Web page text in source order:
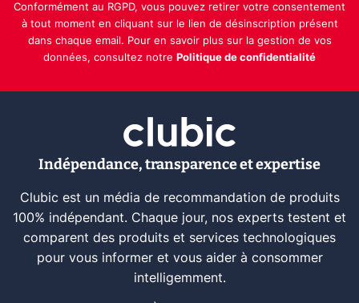
Conformément au RGPD, vous pouvez retirer votre consentement
à tout moment en cliquant sur le lien de désinscription présent
dans chaque email. Pour en savoir plus sur la gestion de vos
données, consultez notre Politique de confidentialité
Indépendance, transparence et expertise
Clubic est un média de recommandation de produits
100% indépendant. Chaque jour, nos experts testent et
comparent des produits et services technologiques
pour vous informer et vous aider à consommer
intelligemment.